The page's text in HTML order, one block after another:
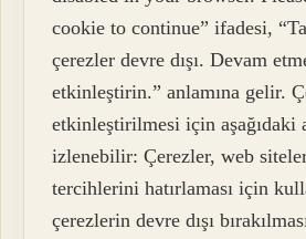
cookie to continue” ifadesi,
çerezler devre dışı. Devam
etkinleştirin.” anlamına gelir.
etkinleştirilmesi için aşağıdaki
izlenebilir: Çerezler, web
tercihlerini hatırlaması için
çerezlerin devre dışı